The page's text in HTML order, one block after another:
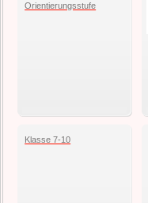
Orientierungsstufe
Klasse 7-10